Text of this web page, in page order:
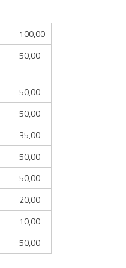
100,00
50,00
50,00
50,00
35,00
50,00
50,00
20,00
10,00
50,00